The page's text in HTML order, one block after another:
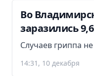
Во
заразились
Случаев гриппа
14:31, 10 декабря